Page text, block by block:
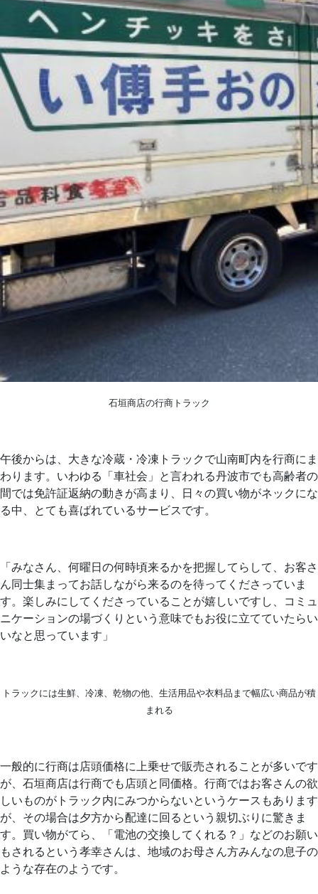
石垣商店の行商トラック
午後からは、大きな冷蔵・冷凍トラックで山南町内を行商にま
わります。いわゆる「車社会」と言われる丹波市でも高齢者の
間では免許証返納の動きが高まり、日々の買い物がネックにな
る中、とても喜ばれているサービスです。
「みなさん、何曜日の何時頃来るかを把握してらして、お客さ
ん同士集まってお話しながら来るのを待ってくださっていま
す。楽しみにしてくださっていることが嬉しいですし、コミュ
ニケーションの場づくりという意味でもお役に立てていたらい
いなと思っています」
トラックには生鮮、冷凍、乾物の他、生活用品や衣料品まで幅広い商品が積
まれる
一般的に行商は店頭価格に上乗せで販売されることが多いです
が、石垣商店は行商でも店頭と同価格。行商ではお客さんの欲
しいものがトラック内にみつからないというケースもあります
が、その場合は夕方から配達に回るという親切ぶりに驚きま
す。買い物がてら、「電池の交換してくれる？」などのお願い
もされるという孝幸さんは、地域のお母さん方みんなの息子の
ような存在のようです。